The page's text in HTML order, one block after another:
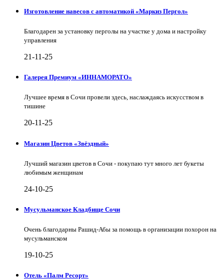
Изготовление навесов с автоматикой «Маркиз Пергол»
Благодарен за установку перголы на участке у дома и настройку
управления
21-11-25
Галерея Премиум «ИННАМОРАТО»
Лучшее время в Сочи провели здесь, наслаждаясь искусством в
тишине
20-11-25
Магазин Цветов «Звёздный»
Лучший магазин цветов в Сочи - покупаю тут много лет букеты
любимым женщинам
24-10-25
Мусульманское Кладбище Сочи
Очень благодарны Рашид-Абы за помощь в организации похорон на
мусульманском
19-10-25
Отель «Палм Ресорт»